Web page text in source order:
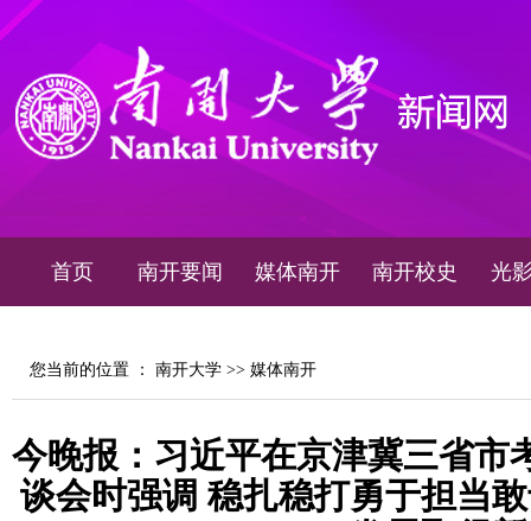
首页 南开要闻 媒体南开 南开校史 光
您当前的位置 ： 南开大学 >> 媒体南开
今晚报：习近平在京津冀三省市
谈会时强调 稳扎稳打勇于担当